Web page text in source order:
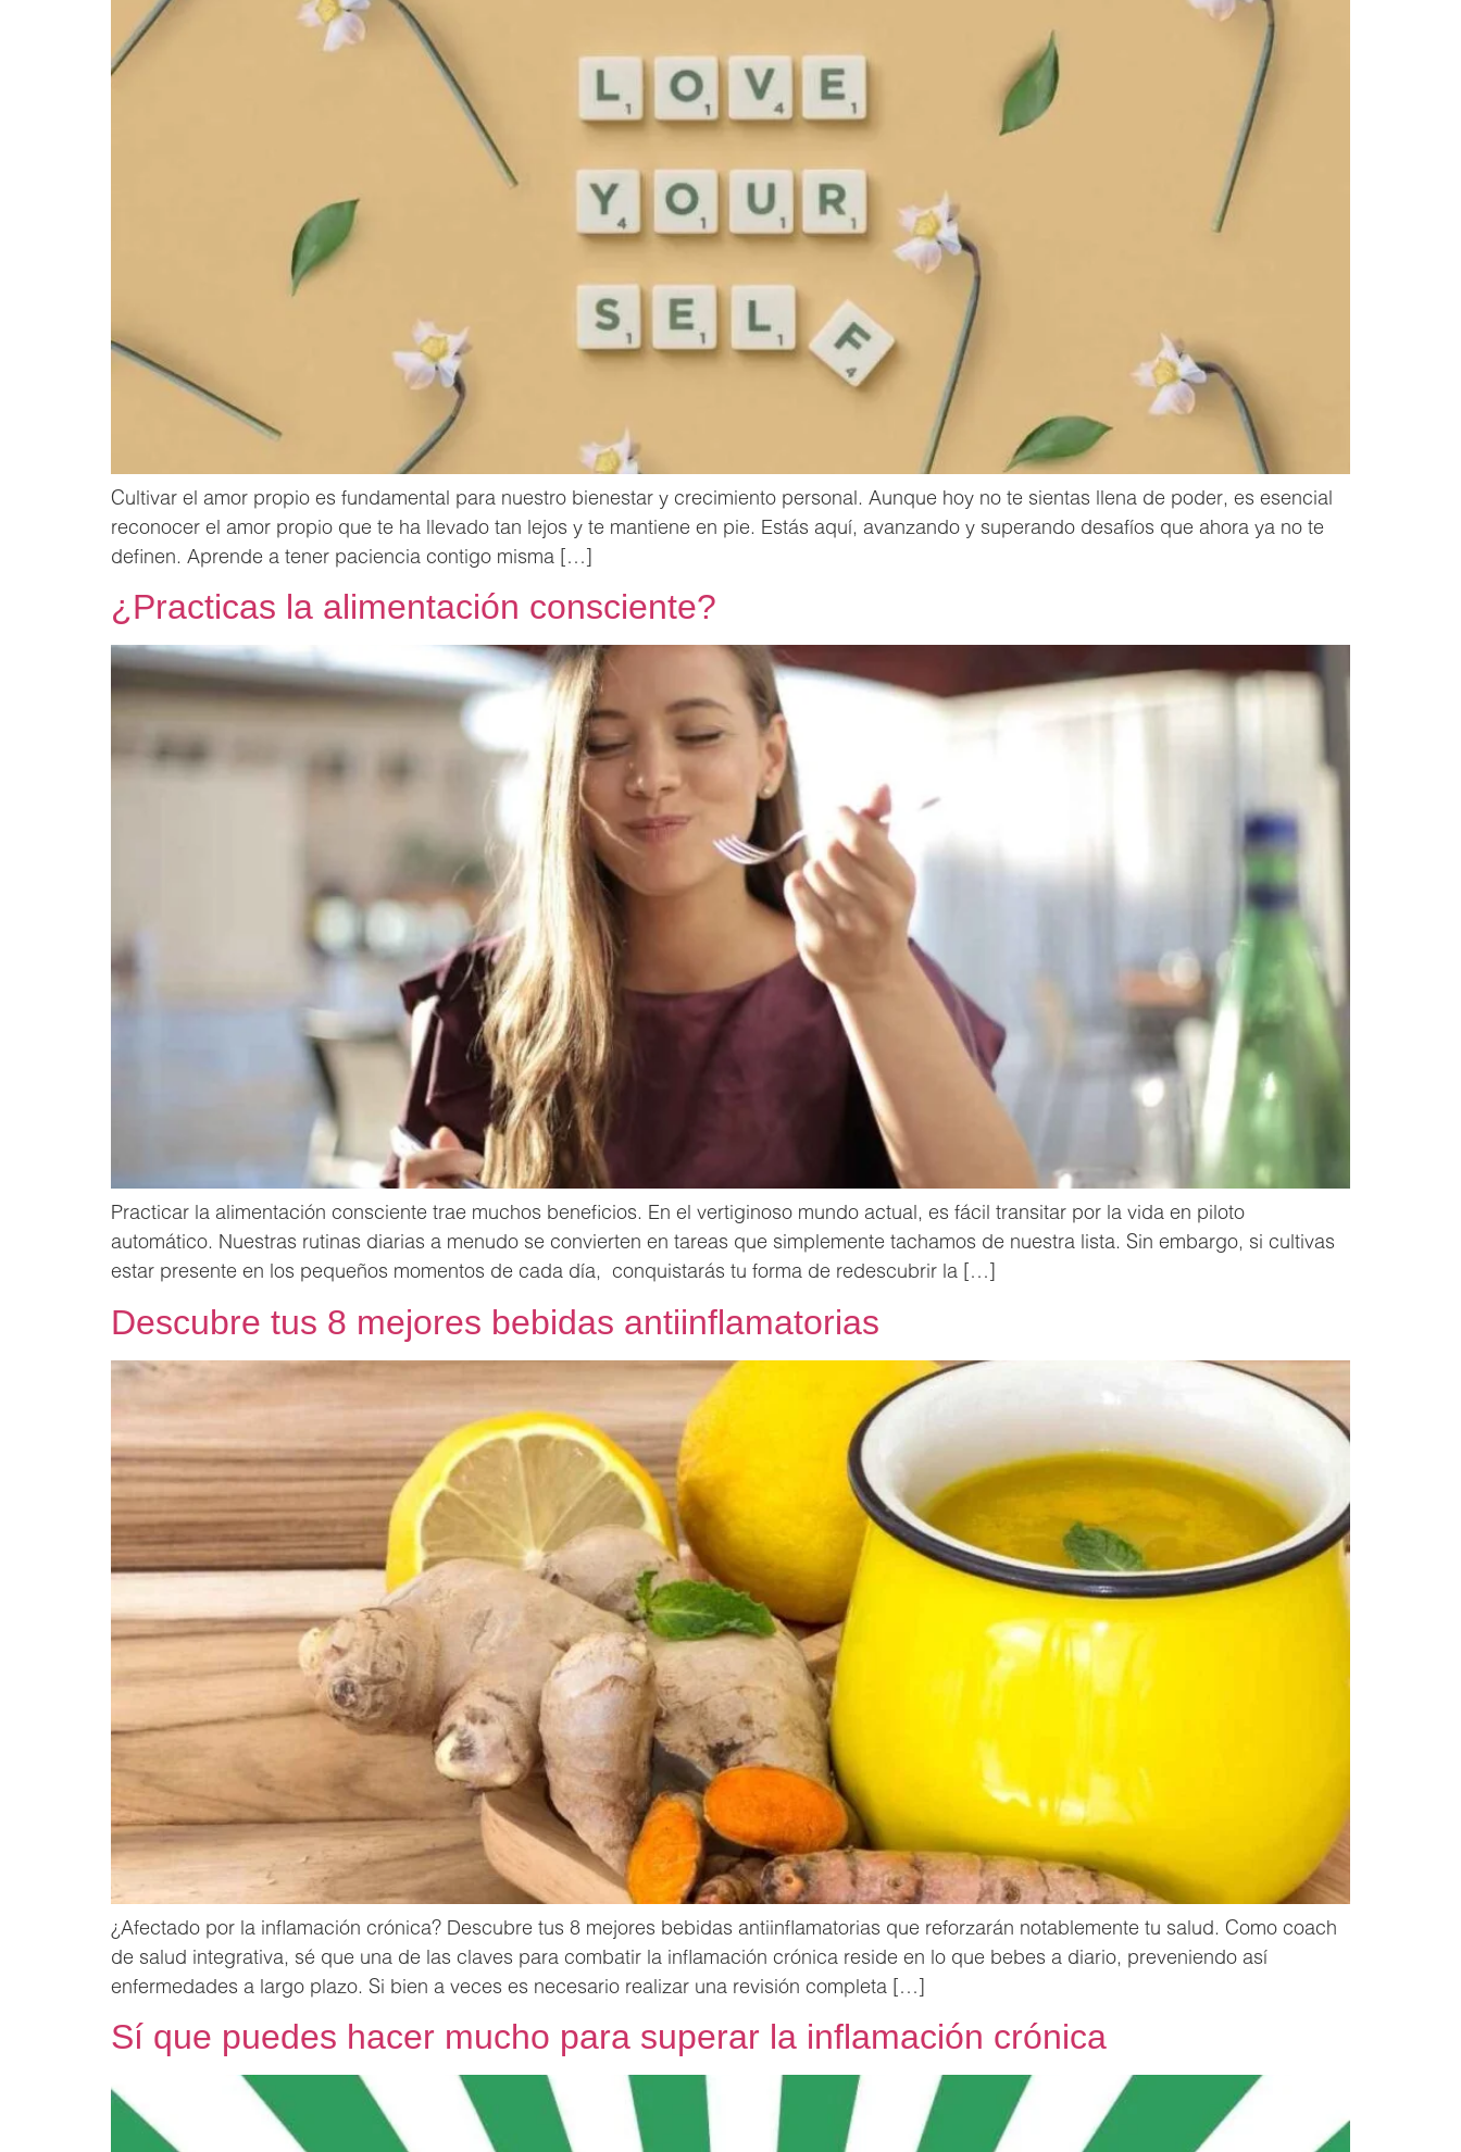
Cultivar el amor propio es fundamental para nuestro bienestar y crecimiento personal. Aunque hoy no te sientas llena de poder, es esencial
reconocer el amor propio que te ha llevado tan lejos y te mantiene en pie. Estás aquí, avanzando y superando desafíos que ahora ya no te
definen. Aprende a tener paciencia contigo misma […]
¿Practicas la alimentación consciente?
Practicar la alimentación consciente trae muchos beneficios. En el vertiginoso mundo actual, es fácil transitar por la vida en piloto
automático. Nuestras rutinas diarias a menudo se convierten en tareas que simplemente tachamos de nuestra lista. Sin embargo, si cultivas
estar presente en los pequeños momentos de cada día, conquistarás tu forma de redescubrir la […]
Descubre tus 8 mejores bebidas antiinflamatorias
¿Afectado por la inflamación crónica? Descubre tus 8 mejores bebidas antiinflamatorias que reforzarán notablemente tu salud. Como coach
de salud integrativa, sé que una de las claves para combatir la inflamación crónica reside en lo que bebes a diario, preveniendo así
enfermedades a largo plazo. Si bien a veces es necesario realizar una revisión completa […]
Sí que puedes hacer mucho para superar la inflamación crónica